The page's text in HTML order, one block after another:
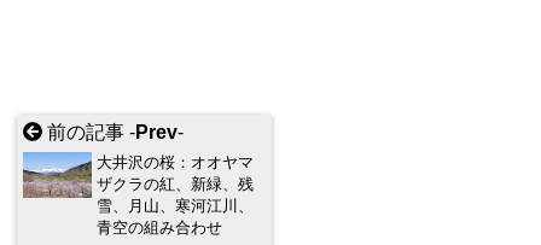
前の記事 -Prev-
大井沢の桜：オオヤマ
ザクラの紅、新緑、残
雪、月山、寒河江川、
青空の組み合わせ